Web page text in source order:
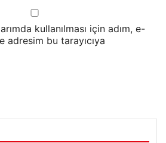
kullanılması için adım, e-
adresim bu tarayıcıya